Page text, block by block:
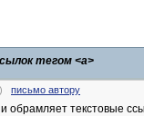
тегом <a>
письмо автору
обрамляет текстовые